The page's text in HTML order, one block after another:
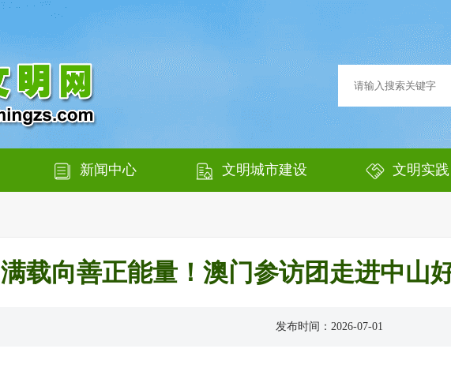
新闻中心 文明城市建设 文明实践
满载向善正能量！澳门参访团走进中山
发布时间：2026-07-01